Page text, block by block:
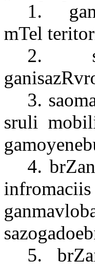
1.
mTel
2.
3.
sruli
4.
5.